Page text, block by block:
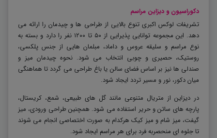
دکوراسیون و دیزاین مراسم
تشریفات لوکس اکبری تنوع بالایی از طراحی ها و چیدمان را ارائه می
دهد. این مجموعه توانایی پذیرایی از ۵۰ تا ۱۲۰۰ نفر را دارد و بسته به
نوع مراسم و سلیقه عروس و داماد، مبلمان هایی از جنس پلکسی،
روستیک، حصیری و چوبی انتخاب می شود. نحوه چیدمان میز و
صندلی ها نیز بر اساس فضای سالن یا باغ طراحی می گردد تا هماهنگی
میان دکور، نور و مسیر تردد ایجاد شود.
در دیزاین از متریال متنوعی مانند گل های طبیعی، شمع، کریستال،
پارچه های ساتن و حریر استفاده می شود. همچنین طراحی ورودی، میز
گیفت، میز شام و میز کیک هرکدام به صورت اختصاصی انجام می شوند
تا جلوه ای منحصربه فرد برای هر مراسم ایجاد شود.